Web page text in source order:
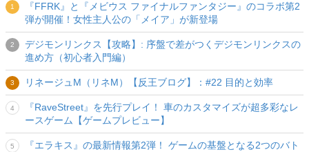
『FFRK』と『メビウス ファイナルファンタジー』のコラボ第2
弾が開催！女性主人公の「メイア」が新登場
デジモンリンクス【攻略】: 序盤で差がつくデジモンリンクスの
進め方（初心者入門編）
リネージュM（リネM）【反王ブログ】：#22 目的と効率
『RaveStreet』を先行プレイ！ 車のカスタマイズが超多彩なレ
ースゲーム【ゲームプレビュー】
『エラキス』の最新情報第2弾！ ゲームの基盤となる2つのバト